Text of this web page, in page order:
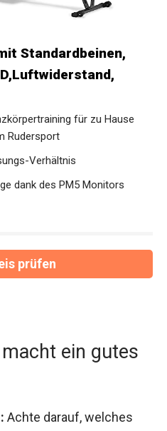
Standardbeinen,
für zu Hause
Rudersport
Verhältnis
dank des PM5 Monitors
prüfen
ein gutes
Achte darauf, welches